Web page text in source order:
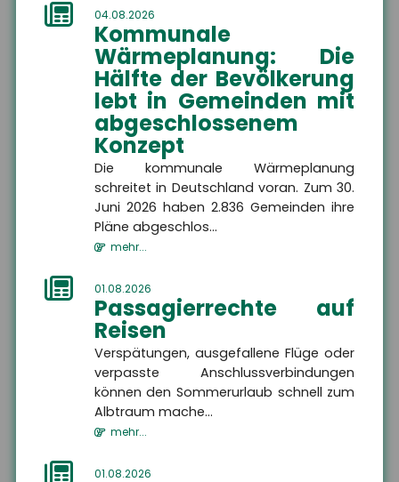
04.08.2026
Kommunale
Wärmeplanung: Die
Hälfte der Bevölkerung
lebt in Gemeinden mit
abgeschlossenem
Konzept
Die kommunale Wärmeplanung
schreitet in Deutschland voran. Zum 30.
Juni 2026 haben 2.836 Gemeinden ihre
Pläne abgeschlos...
mehr...
01.08.2026
Passagierrechte auf
Reisen
Verspätungen, ausgefallene Flüge oder
verpasste Anschlussverbindungen
können den Sommerurlaub schnell zum
Albtraum mache...
mehr...
01.08.2026
im Ausbildungsjahr 2025/26 im
Schnitt um 3,9 Prozent
gestiegen. In vi...
Themen
Zielgruppe
Freiberufler
Freiberufler
Als Freiberufler gibt es
viele Maßnahmen, die Sie
zum Schutze Ihrer Person,
Ihres Unternehmens und
MEHR
Betriebshaftpflichtversicherung
Betriebshaftpflichtversicherung
Unternehmer als auch